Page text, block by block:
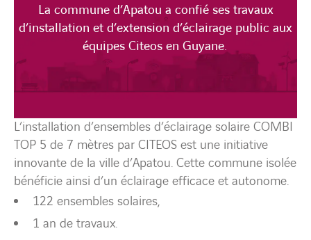
La commune d’Apatou a confié ses travaux
d’installation et d’extension d’éclairage public aux
équipes Citeos en Guyane.
L’installation d’ensembles d’éclairage solaire COMBI
TOP 5 de 7 mètres par CITEOS est une initiative
innovante de la ville d’Apatou. Cette commune isolée
bénéficie ainsi d’un éclairage efficace et autonome.
122 ensembles solaires,
1 an de travaux.